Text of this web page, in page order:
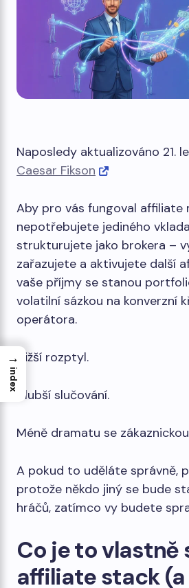
Naposledy aktualizováno 21.
Caesar Fikson
Aby pro vás fungoval affiliate
nepotřebujete jediného
strukturujete jako brokera –
zařazujete a aktivujete další
vaše příjmy se stanou
volatilní sázkou na konverzní
operátora.
Nižší rozptyl.
Hlubší slučování.
Méně dramatu se
A pokud to uděláte správně,
protože někdo jiný se bude
hráčů, zatímco vy budete
Co je to vlastně
affiliate stack
→
index